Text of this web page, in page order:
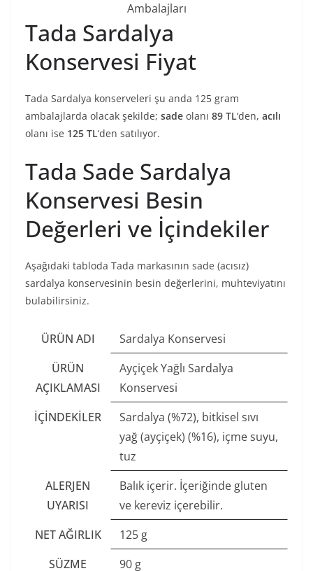
Ambalajları
Tada Sardalya
Konservesi Fiyat
Tada Sardalya konserveleri şu anda 125 gram
ambalajlarda olacak şekilde; sade olanı 89 TL‘den, acılı
olanı ise 125 TL‘den satılıyor.
Tada Sade Sardalya
Konservesi Besin
Değerleri ve İçindekiler
Aşağıdaki tabloda Tada markasının sade (acısız)
sardalya konservesinin besin değerlerini, muhteviyatını
bulabilirsiniz.
ÜRÜN ADI
Sardalya Konservesi
ÜRÜN
AÇIKLAMASI
Ayçiçek Yağlı Sardalya
Konservesi
İÇINDEKILER
Sardalya (%72), bitkisel sıvı
yağ (ayçiçek) (%16), içme suyu,
tuz
ALERJEN
UYARISI
Balık içerir. İçeriğinde gluten
ve kereviz içerebilir.
NET AĞIRLIK
125 g
SÜZME
90 g